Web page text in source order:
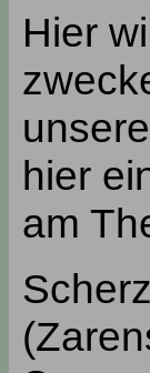
Hier
hier
am